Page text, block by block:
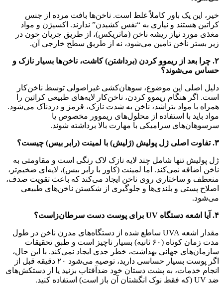
خیر، این یک باور کاملاً غلط است. ناخن‌ها بافت مرده از جنس
کراتین هستند و نیازی به “نفس کشیدن” ندارند. اکسیژن و مواد
مغذی مورد نیاز ریشه ناخن (ماتریکس)، از طریق جریان خون در
زیر بستر ناخن تامین می‌شود، نه از طریق سطح خارجی آن.
۲. چرا بعد از ریموو کردن (برداشتن) کاشت، ناخن‌ها بسیار نازک و
حساس می‌شوند؟
دلیل اصلی این موضوع، سوهان‌کشی غیراصولی توسط ناخن‌کار
است. اگر هنگام ریموو کردن، ناخن‌کار لایه‌های طبیعی کراتین را
همراه با مواد بتراشد، ناخن به شدت نازک، قرمز و دردناک می‌شود.
مواد باید با استفاده از محلول‌های ریموور مخصوص یا
سرسوهان‌های سرامیکی با مهارت بالا برداشته شوند.
۳. تفاوت اصلی ژل پولیش (ژلیش) با لمینت (رابر بیس) چیست؟
ژل پولیش تنها شامل چند لایه نازک لاک رنگی است و مقاومتی به
ناخن اضافه نمی‌کند. اما لمینت (کاور با رابر بیس)، لایه‌ای ضخیم‌تر،
منعطف و ساختاری روی ناخن ایجاد می‌کند که باعث تقویت صدف،
اصلاح پستی و بلندی‌ها و جلوگیری از شکستن ناخن‌های طبیعی
می‌شود.
۴. آیا اشعه دستگاه UV برای پوست دست سرطان‌زاست؟
مقدار اشعه UVA ساطع شده از دستگاه‌های مدرن ناخن در طول
مدت زمان کوتاه (۶۰ ثانیه) بسیار ناچیز است و طبق تحقیقات
سازمان‌های جهانی بهداشت، خطر جدی ایجاد نمی‌کند. با این حال،
اگر پوست بسیار حساسی دارید، توصیه می‌شود ۲۰ دقیقه قبل از
انجام خدمات، به پشت دستان خود ضدآفتاب بزنید یا از دستکش‌های
ضد UV (که فقط نوک انگشتان آن باز است) استفاده کنید.